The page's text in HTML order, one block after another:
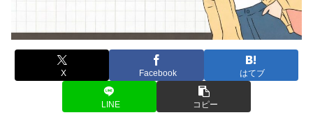
X Facebook はてブ
LINE コピー